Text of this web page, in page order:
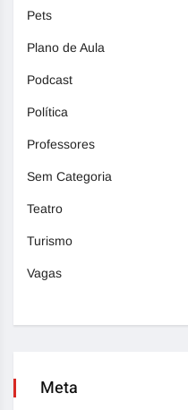
Pets
Plano de Aula
Podcast
Política
Professores
Sem Categoria
Teatro
Turismo
Vagas
Meta